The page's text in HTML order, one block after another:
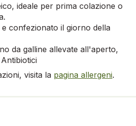
ideale per prima colazione o
confezionato il giorno della
da galline allevate all'aperto,
visita la pagina allergeni.